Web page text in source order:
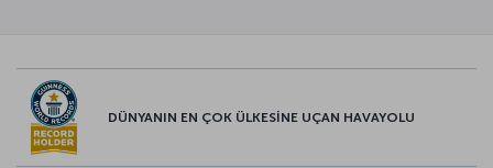
DÜNYANIN EN ÇOK ÜLKESİNE UÇAN HAVAYOLU